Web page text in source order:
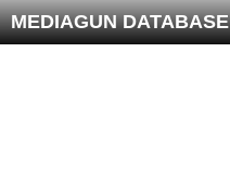
MEDIAGUN DATABASE